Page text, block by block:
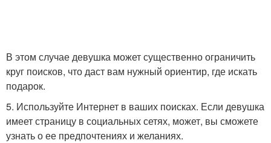
В этом случае девушка может существенно ограничить
круг поисков, что даст вам нужный ориентир, где искать
подарок.
5. Используйте Интернет в ваших поисках. Если девушка
имеет страницу в социальных сетях, может, вы сможете
узнать о ее предпочтениях и желаниях.